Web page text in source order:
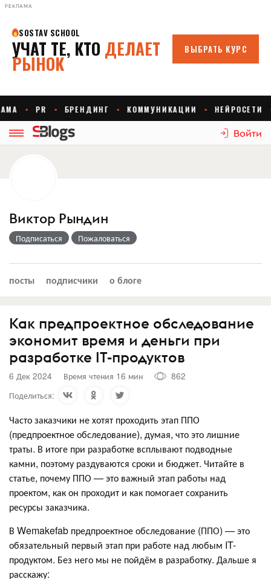
РЕКЛАМА
Войти
Виктор Рындин
Подписаться Пожаловаться
посты подписчики о блоге
Как предпроектное обследование
экономит время и деньги при
разработке IT-продуктов
6 Дек 2024 Время чтения 16 мин
862
Поделиться:
Часто заказчики не хотят проходить этап ППО
(предпроектное обследование), думая, что это лишние
траты. В итоге при разработке всплывают подводные
камни, поэтому раздуваются сроки и бюджет. Читайте в
статье, почему ППО — это важный этап работы над
проектом, как он проходит и как помогает сохранить
ресурсы заказчика.
В Wemakefab предпроектное обследование (ППО) — это
обязательный первый этап при работе над любым IT-
продуктом. Без него мы не пойдём в разработку. Дальше я
расскажу: